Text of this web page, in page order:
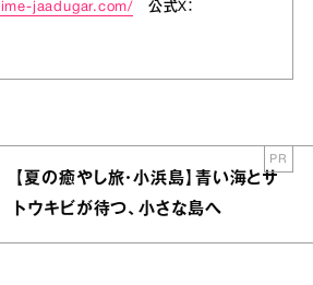
jaadugar.com/ 公式X：
【夏の癒やし旅・小浜島】青い海とサ
トウキビが待つ、小さな島へ
PR